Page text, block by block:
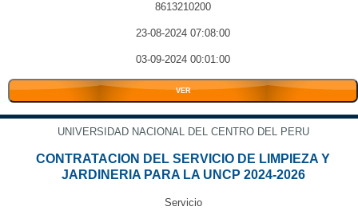
8613210200
23-08-2024 07:08:00
03-09-2024 00:01:00
VER
UNIVERSIDAD NACIONAL DEL CENTRO DEL PERU
CONTRATACION DEL SERVICIO DE LIMPIEZA Y
JARDINERIA PARA LA UNCP 2024-2026
Servicio